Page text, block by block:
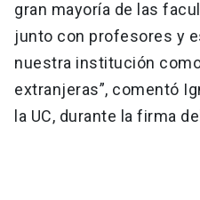
gran mayoría de las
junto con profesores y
nuestra institución
extranjeras”, comentó
la UC, durante la firma